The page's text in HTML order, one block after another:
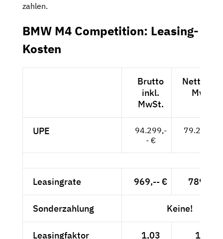
zahlen.
BMW M4 Competition: Leasing-
Kosten
Brutto
inkl.
MwSt.
Netto
MwSt.
UPE
94.299,-
- €
79.243,--
Leasingrate 969,-- € 789,-- €
Sonderzahlung Keine!
Leasingfaktor 1,03 1,00